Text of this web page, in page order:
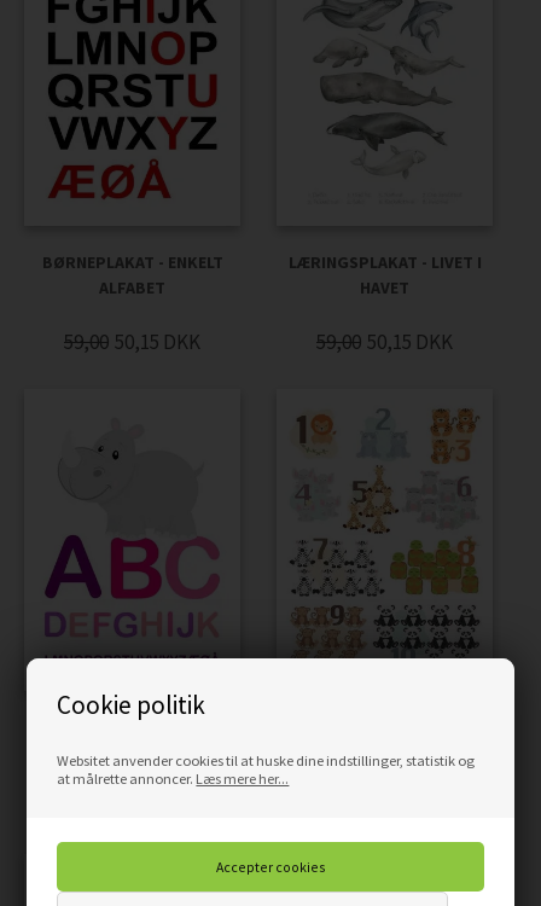
Cookie politik
Websitet anvender cookies til at huske dine indstillinger, statistik og
at målrette annoncer. Læs mere her...
BØRNEPLAKAT - ENKELT
ALFABET
59,00 50,15 DKK
LÆRINGSPLAKAT - LIVET I
HAVET
59,00 50,15 DKK
NÆSEHORN